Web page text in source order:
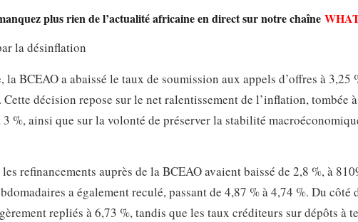
plus rien de l’actualité africaine en direct sur notre chaîne
la désinflation
BCEAO a abaissé le taux de soumission aux appels d’offres à
décision repose sur le net ralentissement de l’inflation, tombée
%, ainsi que sur la volonté de préserver la stabilité
refinancements auprès de la BCEAO avaient baissé de 2,8 %, à
a également reculé, passant de 4,87 % à 4,74 %. Du côté
repliés à 6,73 %, tandis que les taux créditeurs sur dépôts à